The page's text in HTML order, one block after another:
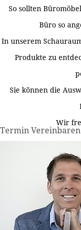
So sollten
Büro so
In unserem
Produkte zu
Sie können die
Wir
Termin Vereinbaren